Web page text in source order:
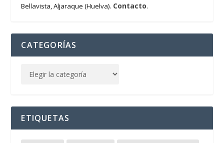
Bellavista, Aljaraque (Huelva). Contacto.
CATEGORÍAS
ETIQUETAS